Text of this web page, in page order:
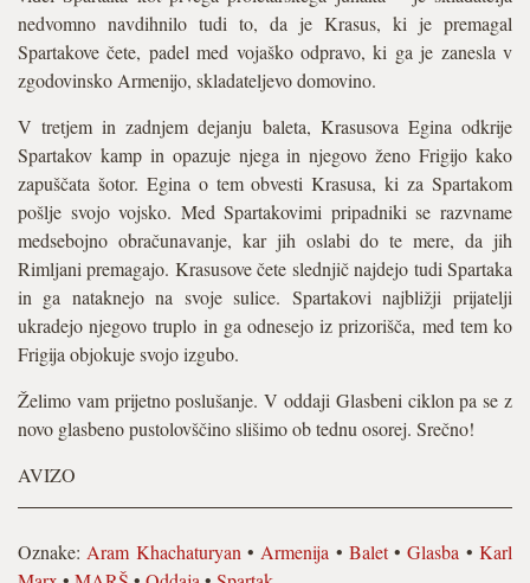
nedvomno navdihnilo tudi to, da je Krasus, ki je premagal
Spartakove čete, padel med vojaško odpravo, ki ga je zanesla v
zgodovinsko Armenijo, skladateljevo domovino.
V tretjem in zadnjem dejanju baleta, Krasusova Egina odkrije
Spartakov kamp in opazuje njega in njegovo ženo Frigijo kako
zapuščata šotor. Egina o tem obvesti Krasusa, ki za Spartakom
pošlje svojo vojsko. Med Spartakovimi pripadniki se razvname
medsebojno obračunavanje, kar jih oslabi do te mere, da jih
Rimljani premagajo. Krasusove čete slednjič najdejo tudi Spartaka
in ga nataknejo na svoje sulice. Spartakovi najbližji prijatelji
ukradejo njegovo truplo in ga odnesejo iz prizorišča, med tem ko
Frigija objokuje svojo izgubo.
Želimo vam prijetno poslušanje. V oddaji Glasbeni ciklon pa se z
novo glasbeno pustolovščino slišimo ob tednu osorej. Srečno!
AVIZO
Oznake: Aram Khachaturyan • Armenija • Balet•Glasba •Karl